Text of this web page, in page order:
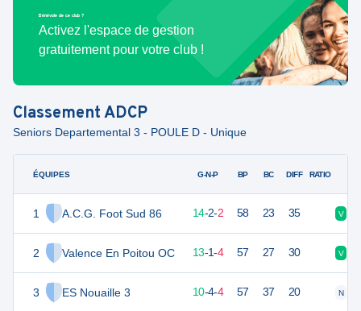
Bénévole de ce club ?
Activez l'espace de gestion
gratuitement pour votre club !
ClassementADCP
Seniors Departemental 3 - POULE D - Unique
ÉQUIPES
1 A.C.G. Foot Sud 86
2 Valence En Poitou OC
3 ES Nouaille 3
G-N-P BP BC DIFF RATIO
44 14-2-2 58 23 35 V
40 18 13-1-4 57 27 30 V
10-4-4 57 37 20 N